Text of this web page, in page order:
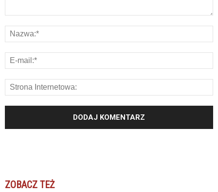
ZOBACZ TEŻ